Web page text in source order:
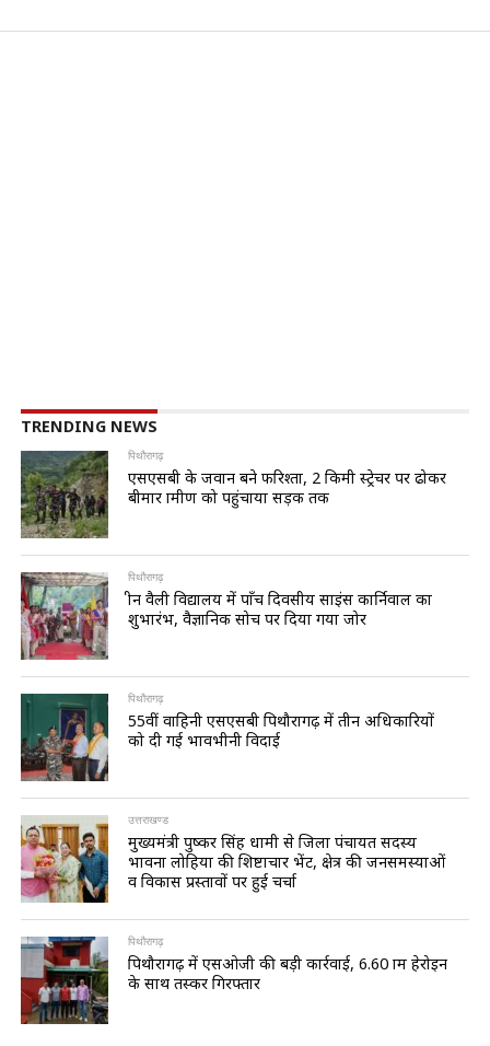
TRENDING NEWS
पिथौरागढ़
एसएसबी के जवान बने फरिश्ता, 2 किमी स्ट्रेचर पर ढोकर
बीमार ग्रामीण को पहुंचाया सड़क तक
पिथौरागढ़
ग्रीन वैली विद्यालय में पाँच दिवसीय साइंस कार्निवाल का
शुभारंभ, वैज्ञानिक सोच पर दिया गया जोर
पिथौरागढ़
55वीं वाहिनी एसएसबी पिथौरागढ़ में तीन अधिकारियों
को दी गई भावभीनी विदाई
उत्तराखण्ड
मुख्यमंत्री पुष्कर सिंह धामी से जिला पंचायत सदस्य
भावना लोहिया की शिष्टाचार भेंट, क्षेत्र की जनसमस्याओं
व विकास प्रस्तावों पर हुई चर्चा
पिथौरागढ़
पिथौरागढ़ में एसओजी की बड़ी कार्रवाई, 6.60 ग्राम हेरोइन
के साथ तस्कर गिरफ्तार